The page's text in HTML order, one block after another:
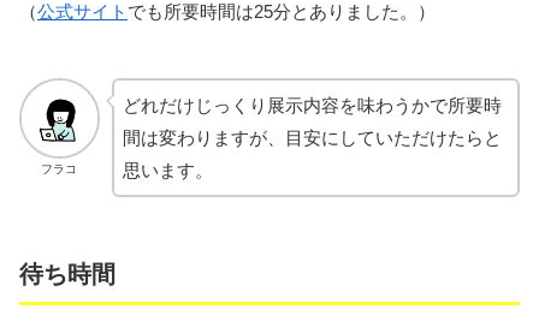
（公式サイト でも所要時間は25分とありました。）
フラコ
どれだけじっくり展示内容を味わうかで所要時
間は変わりますが、目安にしていただけたらと
思います。
待ち時間